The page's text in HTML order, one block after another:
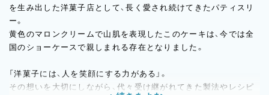
を生み出した洋菓子店として、長く愛され続けてきたパティスリ
ー。
黄色のマロンクリームで山肌を表現したこのケーキは、今では全
国のショーケースで親しまれる存在となりました。
「洋菓子には、人を笑顔にする力がある」。
その想いを大切にしながら、代々受け継がれてきた製法やレシピ